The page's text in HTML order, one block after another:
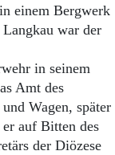
einem Bergwerk
war der
in seinem
Amt des
Wagen, später
auf Bitten des
der Diözese